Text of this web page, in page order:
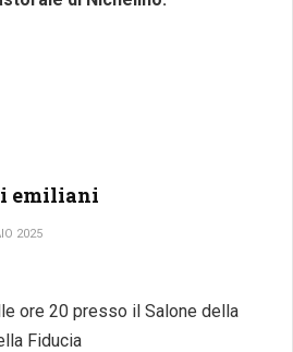
emiliani
2025
ore 20 presso il Salone della
Fiducia